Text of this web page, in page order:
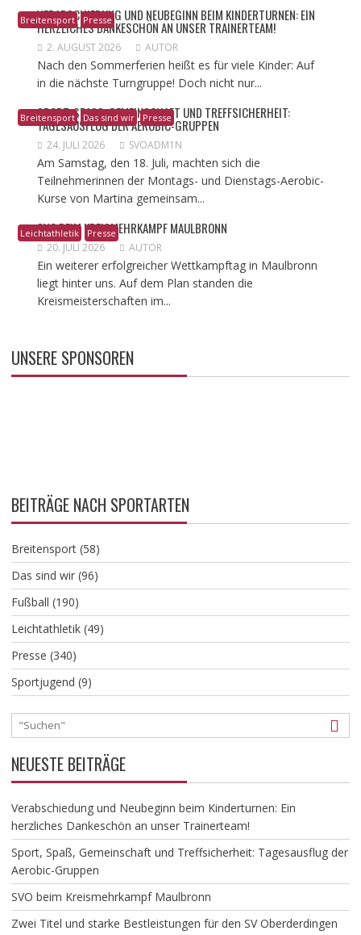
Breitensport Presse
VERABSCHIEDUNG UND NEUBEGINN BEIM KINDERTURNEN: EIN
HERZLICHES DANKESCHÖN AN UNSER TRAINERTEAM!
2. AUGUST 2026 AUTOR
Nach den Sommerferien heißt es für viele Kinder: Auf
in die nächste Turngruppe! Doch nicht nur...
Breitensport Das sind wir Presse
​SPORT, SPASS, GEMEINSCHAFT UND TREFFSICHERHEIT: T
AGESAUSFLUG DER AEROBIC-GRUPPEN
24. JULI 2026 SVOADM1N
Am Samstag, den 18. Juli, machten sich die
Teilnehmerinnen der Montags- und Dienstags-Aerobic-
Kurse von Martina gemeinsam...
Leichtathletik Presse
SVO BEIM KREISMEHRKAMPF MAULBRONN
20. JULI 2026 AUTOR
Ein weiterer erfolgreicher Wettkampftag in Maulbronn
liegt hinter uns. Auf dem Plan standen die
Kreismeisterschaften im...
UNSERE SPONSOREN
BEITRÄGE NACH SPORTARTEN
Breitensport(58)
Das sind wir(96)
Fußball (190)
Leichtathletik(49)
Presse (340)
Sportjugend (9)
NEUESTE BEITRÄGE
Verabschiedung und Neubeginn beim Kinderturnen: Ein
herzliches Dankeschön an unser Trainerteam!
​Sport, Spaß, Gemeinschaft und Treffsicherheit: Tagesausflug der
Aerobic-Gruppen
SVO beim Kreismehrkampf Maulbronn
Zwei Titel und starke Bestleistungen für den SV Oberderdingen